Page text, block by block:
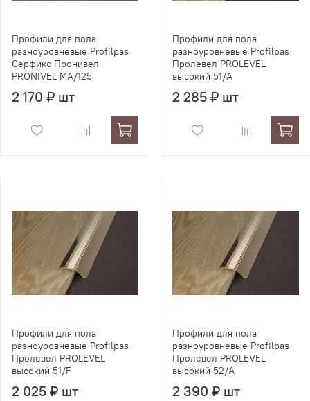
Профили для пола
разноуровневые Profilpas
Серфикс Пронивел
PRONIVEL MA/125
2 170 ₽ шт
Профили для пола
разноуровневые Profilpas
Пролевел PROLEVEL
высокий 51/A
2 285 ₽ шт
Профили для пола
разноуровневые Profilpas
Пролевел PROLEVEL
высокий 51/F
2 025 ₽ шт
Профили для пола
разноуровневые Profilpas
Пролевел PROLEVEL
высокий 52/A
2 390 ₽ шт